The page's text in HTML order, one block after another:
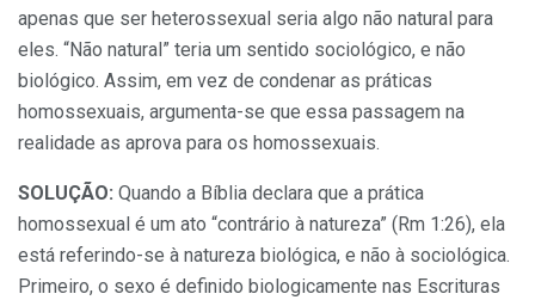
apenas que ser heterossexual seria algo não natural para
eles. “Não natural” teria um sentido sociológico, e não
biológico. Assim, em vez de condenar as práticas
homossexuais, argumenta-se que essa passagem na
realidade as aprova para os homossexuais.
SOLUÇÃO: Quando a Bíblia declara que a prática
homossexual é um ato “contrário à natureza” (Rm 1:26), ela
está referindo-se à natureza biológica, e não à sociológica.
Primeiro, o sexo é definido biologicamente nas Escrituras